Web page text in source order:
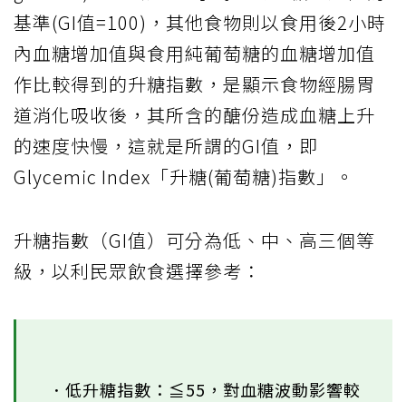
基準(GI值=100)，其他食物則以食用後2小時
內血糖增加值與食用純葡萄糖的血糖增加值
作比較得到的升糖指數，是顯示食物經腸胃
道消化吸收後，其所含的醣份造成血糖上升
的速度快慢，這就是所謂的GI值，即
Glycemic Index「升糖(葡萄糖)指數」。
升糖指數（GI值）可分為低、中、高三個等
級，以利民眾飲食選擇參考：
．低升糖指數：≦55，對血糖波動影響較